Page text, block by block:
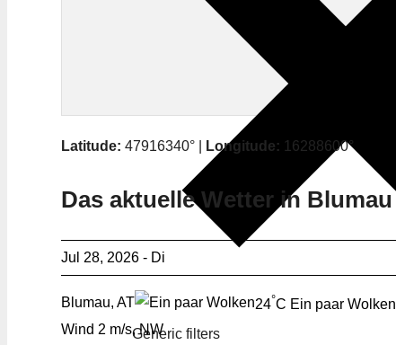
Generic filters
Latitude: 47916340° | Longitude: 16288600°
Das aktuelle Wetter in Blumau
Jul 28, 2026 - Di
Blumau, AT 24°C Ein paar Wolken
Wind 2 m/s, NW